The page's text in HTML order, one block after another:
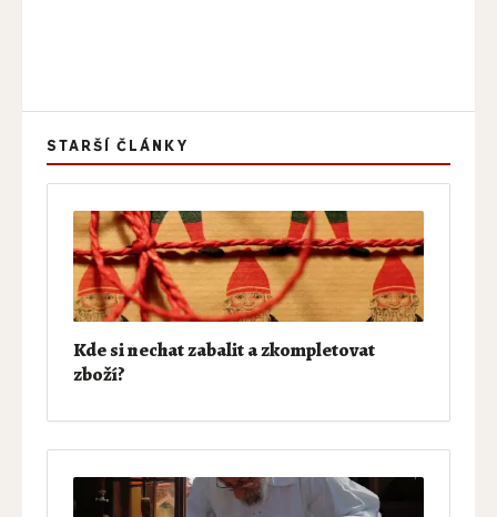
STARŠÍ ČLÁNKY
Kde si nechat zabalit a zkompletovat
zboží?